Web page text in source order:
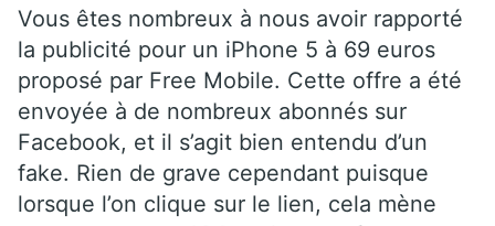
Vous êtes nombreux à nous avoir rapporté
la publicité pour un iPhone 5 à 69 euros
proposé par Free Mobile. Cette offre a été
envoyée à de nombreux abonnés sur
Facebook, et il s’agit bien entendu d’un
fake. Rien de grave cependant puisque
lorsque l’on clique sur le lien, cela mène